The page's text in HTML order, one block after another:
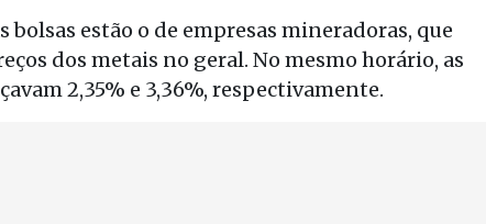
estão o de empresas mineradoras, que
dos metais no geral. No mesmo horário, as
2,35% e 3,36%, respectivamente.